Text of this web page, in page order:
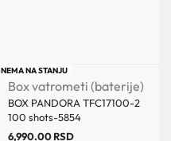
NEMA NA STANJU
Box vatrometi (baterije)
BOX PANDORA TFC17100-2
100 shots-5854
6,990.00RSD